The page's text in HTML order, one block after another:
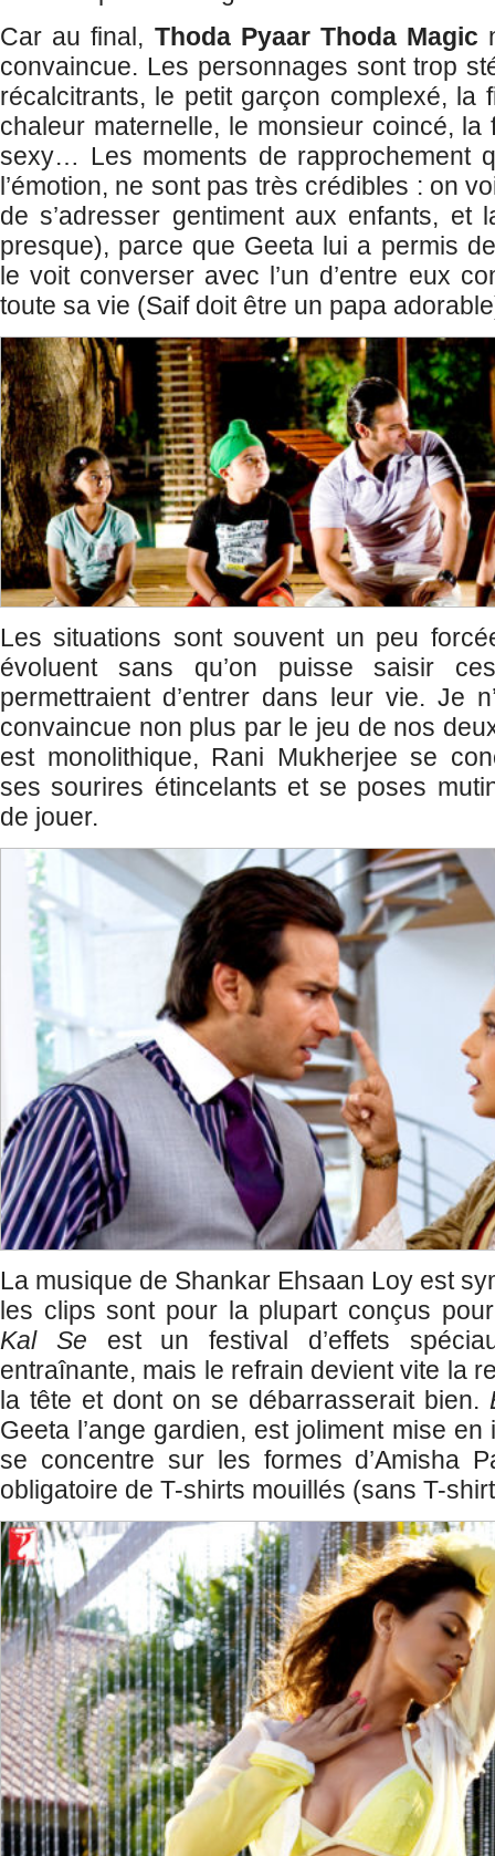
Car au final, Thoda Pyaar Thoda Magic
convaincue. Les personnages sont trop
récalcitrants, le petit garçon complexé, la
chaleur maternelle, le monsieur coincé, la
sexy… Les moments de rapprochement
l’émotion, ne sont pas très crédibles : on
de s’adresser gentiment aux enfants, et
presque), parce que Geeta lui a permis
le voit converser avec l’un d’entre eux
toute sa vie (Saif doit être un papa
Les situations sont souvent un peu
évoluent sans qu’on puisse saisir
permettraient d’entrer dans leur vie. Je
convaincue non plus par le jeu de nos
est monolithique, Rani Mukherjee se
ses sourires étincelants et se poses
de jouer.
La musique de Shankar Ehsaan Loy est
les clips sont pour la plupart conçus
Kal Se est un festival d’effets
entraînante, mais le refrain devient vite la
la tête et dont on se débarrasserait bien.
Geeta l’ange gardien, est joliment mise
se concentre sur les formes d’Amisha
obligatoire de T-shirts mouillés (sans T-